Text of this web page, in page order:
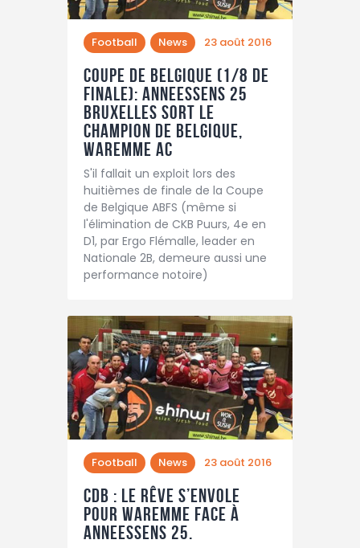
Football News 23 août 2016
Coupe de Belgique (1/8 de
finale): Anneessens 25
Bruxelles sort le
champion de Belgique,
Waremme AC
S'il fallait un exploit lors des
huitièmes de finale de la Coupe
de Belgique ABFS (même si
l'élimination de CKB Puurs, 4e en
D1, par Ergo Flémalle, leader en
Nationale 2B, demeure aussi une
performance notoire)
Football News 23 août 2016
CdB : Le rêve s’envole
pour Waremme face à
Anneessens 25.